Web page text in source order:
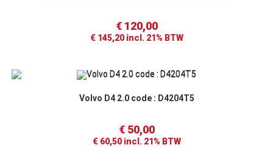
€120,00
€145,20incl. 21% BTW
Volvo D4 2.0 code : D4204T5
€50,00
€60,50incl. 21% BTW